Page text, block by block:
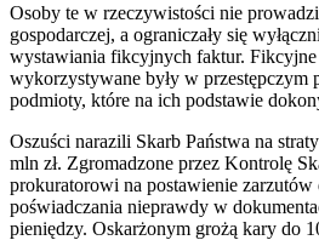
Osoby te w rzeczywistości nie
gospodarczej, a ograniczały się
wystawiania fikcyjnych faktur.
wykorzystywane były w przestępczym
podmioty, które na ich podstawie
Oszuści narazili Skarb Państwa na
mln zł. Zgromadzone przez Kontrolę
prokuratorowi na postawienie zarzutów
poświadczania nieprawdy w
pieniędzy. Oskarżonym grożą kary do